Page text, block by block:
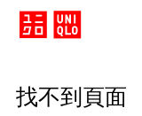
找不到頁面